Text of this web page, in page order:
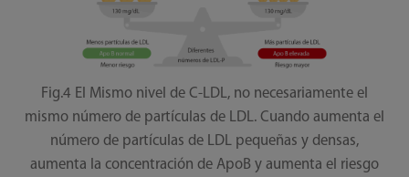
Fig.4 El Mismo nivel de C-LDL, no necesariamente el
mismo número de partículas de LDL. Cuando aumenta el
número de partículas de LDL pequeñas y densas,
aumenta la concentración de ApoB y aumenta el riesgo